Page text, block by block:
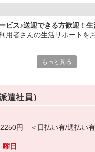
ビス♪送迎できる方歓迎！生
用者さんの生活サポートを
での送迎（運転できる方）
ーション など
的介護度が低めなので、介
す♪
迎です◎
代・50代幅広く活躍中！
もっと見る
遣社員）
円 ＜日払い有/週払い
曜日